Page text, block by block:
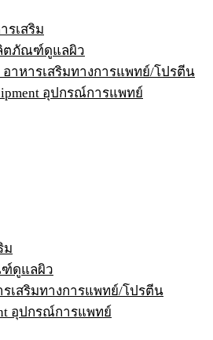
รเสริม
ลิตภัณฑ์ดูแลผิว
อาหารเสริมทางการแพทย์/โปรตีน
อุปกรณ์การแพทย์
ม
ฑ์ดูแลผิว
รเสริมทางการแพทย์/โปรตีน
อุปกรณ์การแพทย์